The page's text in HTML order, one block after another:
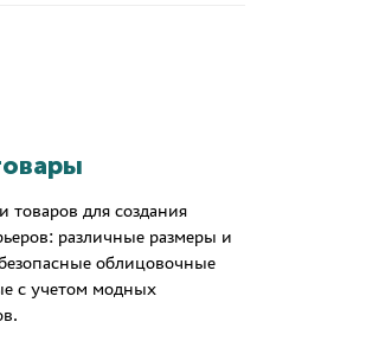
для создания
различные размеры и
облицовочные
с учетом модных